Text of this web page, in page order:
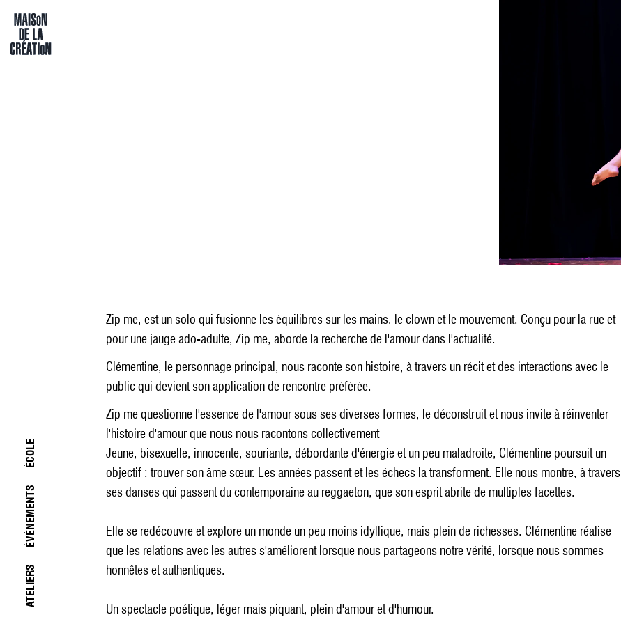
Passer directement au contenu
Maison de la création
ATELIERS
ÉVÈNEMENTS
ÉCOLE
Zip me, est un solo qui fusionne les équilibres sur les mains, le clown et le mouvement. Conçu pour la rue et
pour une jauge ado-adulte, Zip me, aborde la recherche de l'amour dans l'actualité.
Clémentine, le personnage principal, nous raconte son histoire, à travers un récit et des interactions avec le
public qui devient son application de rencontre préférée.
Zip me questionne l'essence de l'amour sous ses diverses formes, le déconstruit et nous invite à réinventer
l'histoire d'amour que nous nous racontons collectivement
Jeune, bisexuelle, innocente, souriante, débordante d'énergie et un peu maladroite, Clémentine poursuit un
objectif : trouver son âme sœur. Les années passent et les échecs la transforment. Elle nous montre, à travers
ses danses qui passent du contemporaine au reggaeton, que son esprit abrite de multiples facettes.
Elle se redécouvre et explore un monde un peu moins idyllique, mais plein de richesses. Clémentine réalise
que les relations avec les autres s'améliorent lorsque nous partageons notre vérité, lorsque nous sommes
honnêtes et authentiques.
Un spectacle poétique, léger mais piquant, plein d'amour et d'humour.